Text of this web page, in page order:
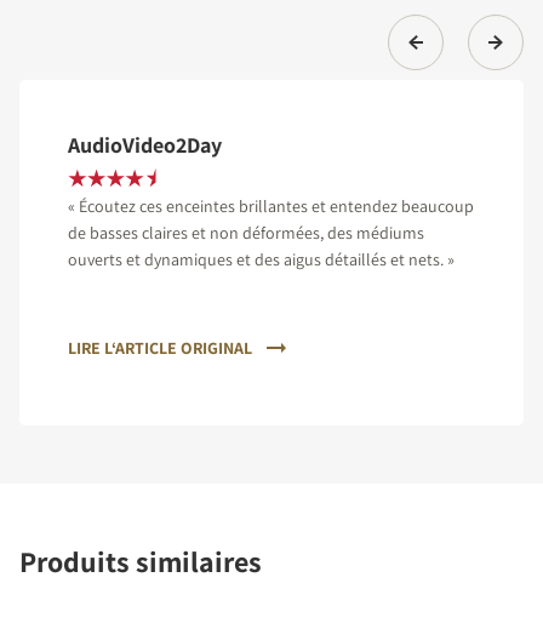
AudioVideo2Day
« Écoutez ces enceintes brillantes et entendez beaucoup
de basses claires et non déformées, des médiums
ouverts et dynamiques et des aigus détaillés et nets. »
LIRE L‘ARTICLE ORIGINAL
Produits similaires